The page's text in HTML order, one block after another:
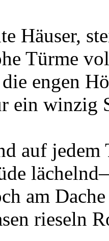
Häuser,
Türme
engen
ein winzig
auf jedem
am
rieseln